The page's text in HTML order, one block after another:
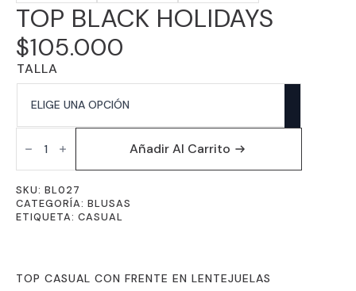
TOP BLACK HOLIDAYS
$105.000
TALLA
TOP
BLACK
HOLIDAYS
CANTIDAD
Añadir Al Carrito
SKU: BL027
CATEGORÍA: BLUSAS
ETIQUETA: CASUAL
TOP CASUAL CON FRENTE EN LENTEJUELAS